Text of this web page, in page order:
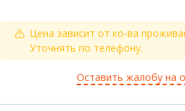
Цена зависит от ко-ва
Уточнять по телефону.
Оставить жалобу на